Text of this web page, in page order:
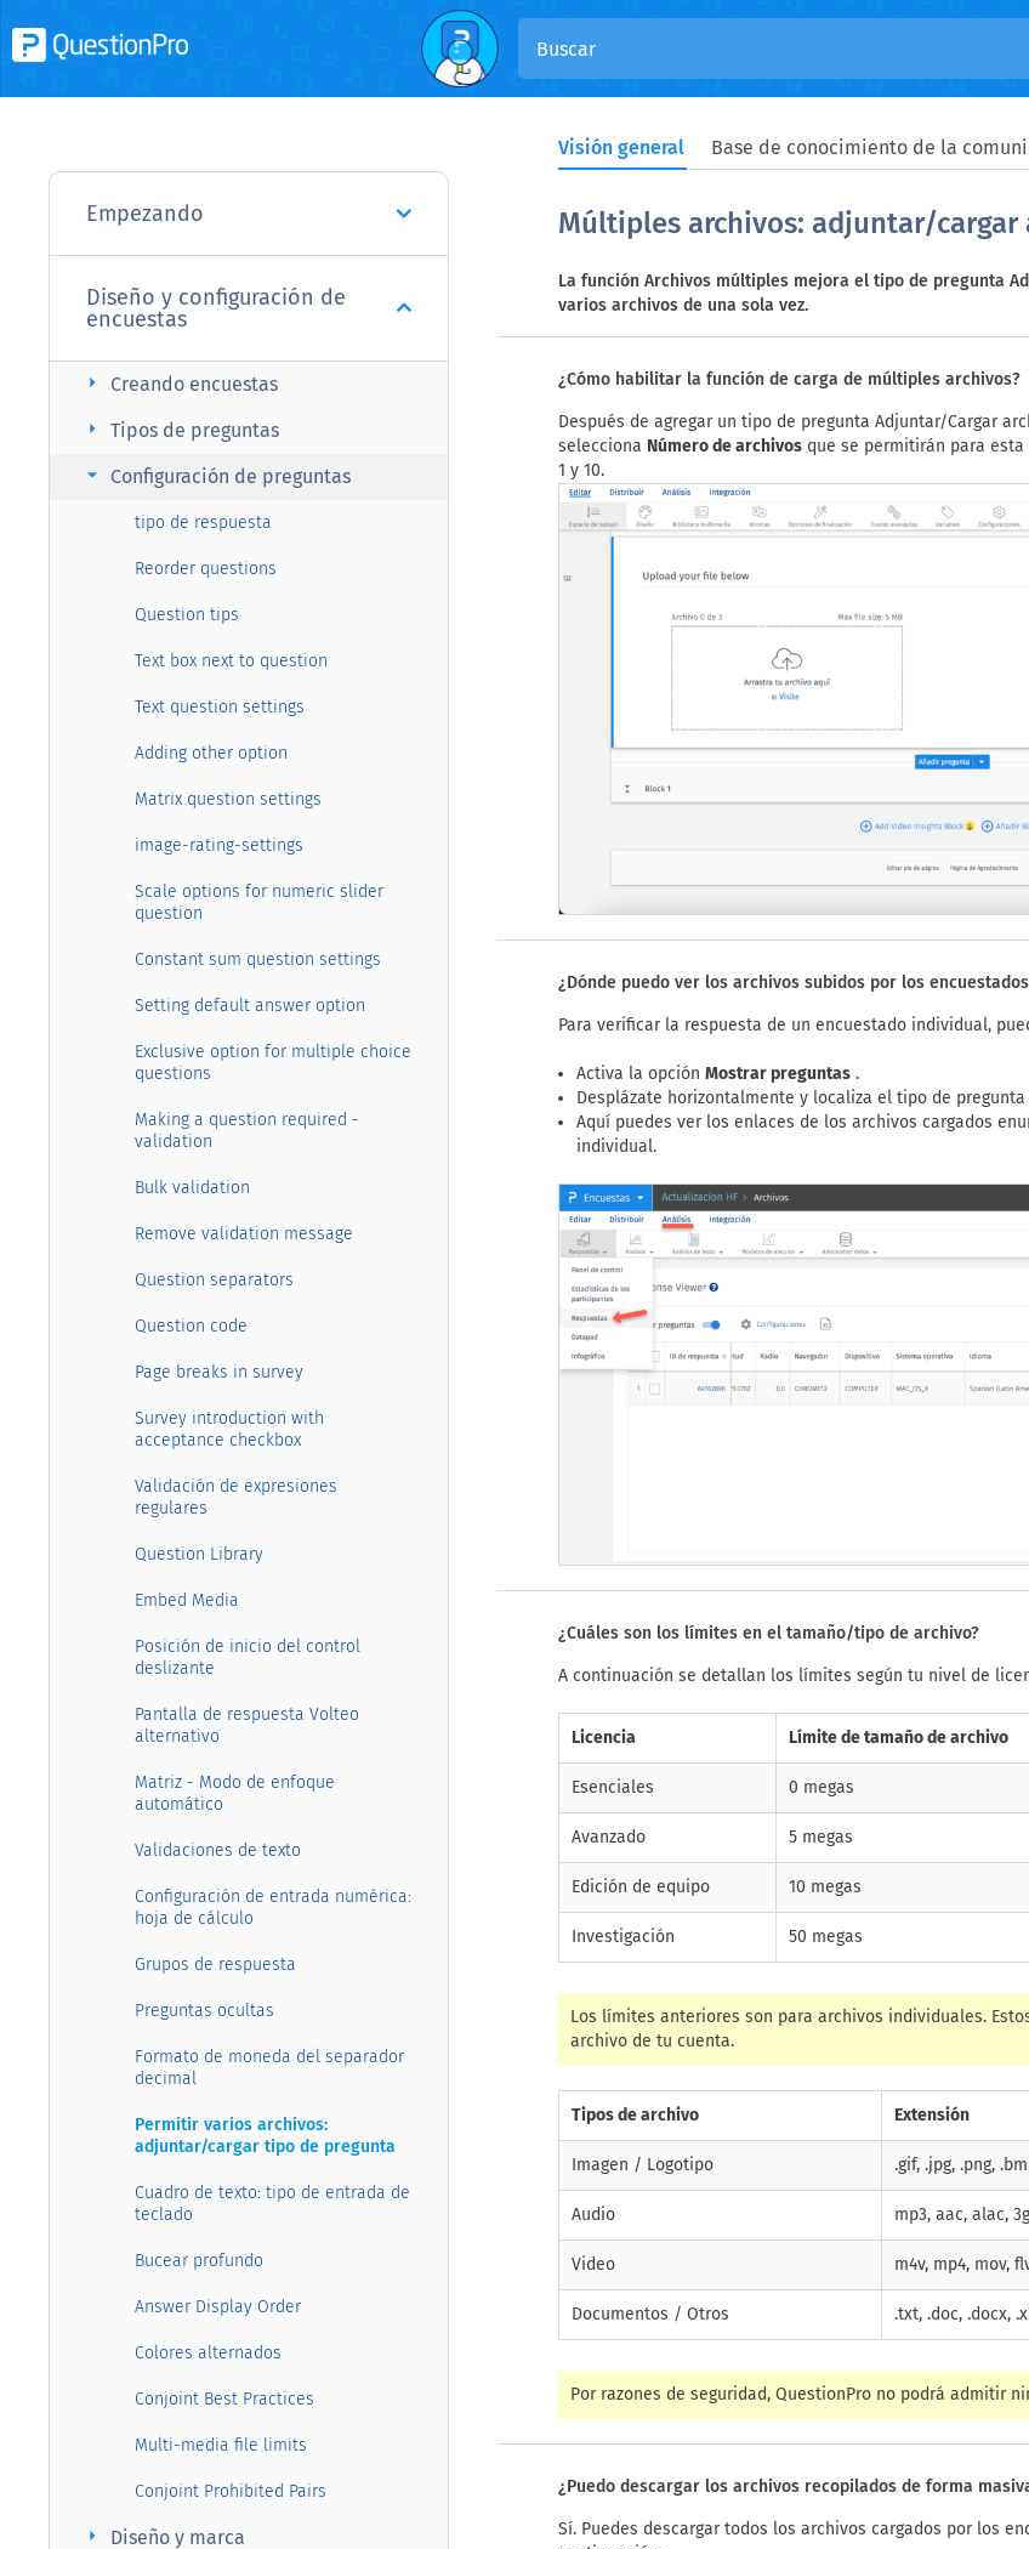
Visión general Base de conocimiento de la
Empezando
Diseño y configuración de
encuestas
Creando encuestas
arrow_right
Tipos de preguntas
arrow_right
Configuración de preguntas
arrow_right
tipo de respuesta
Reorder questions
Question tips
Text box next to question
Text question settings
Adding other option
Matrix question settings
image-rating-settings
Scale options for numeric slider
question
Constant sum question settings
Setting default answer option
Exclusive option for multiple choice
questions
Making a question required -
validation
Bulk validation
Remove validation message
Question separators
Question code
Page breaks in survey
Survey introduction with
acceptance checkbox
Validación de expresiones
regulares
Question Library
Embed Media
Posición de inicio del control
deslizante
Pantalla de respuesta Volteo
alternativo
Matriz - Modo de enfoque
automático
Validaciones de texto
Configuración de entrada numérica:
hoja de cálculo
Grupos de respuesta
Preguntas ocultas
Formato de moneda del separador
decimal
Permitir varios archivos:
adjuntar/cargar tipo de pregunta
Cuadro de texto: tipo de entrada de
teclado
Bucear profundo
Answer Display Order
Colores alternados
Conjoint Best Practices
Multi-media file limits
Conjoint Prohibited Pairs
Diseño y marca
arrow_right
Múltiples archivos: adjuntar/cargar
La función Archivos múltiples mejora el tipo de pregunta
varios archivos de una sola vez.
¿Cómo habilitar la función de carga de múltiples archivos?
Después de agregar un tipo de pregunta Adjuntar/Cargar
selecciona Número de archivos que se permitirán para
1 y 10.
¿Dónde puedo ver los archivos subidos por los
Para verificar la respuesta de un encuestado individual,
Activa la opción Mostrar preguntas .
Desplázate horizontalmente y localiza el tipo de
Aquí puedes ver los enlaces de los archivos cargados
individual.
¿Cuáles son los límites en el tamaño/tipo de archivo?
A continuación se detallan los límites según tu nivel de
Licencia Límite de tamaño de archivo
Esenciales 0 megas
Avanzado 5 megas
Edición de equipo 10 megas
Investigación 50 megas
Los límites anteriores son para archivos individuales.
archivo de tu cuenta.
Tipos de archivo Extensión
Imagen / Logotipo .gif, .jpg, .png,
Audio mp3, aac, alac,
Video m4v, mp4, mov,
Documentos / Otros .txt, .doc, .docx,
Por razones de seguridad, QuestionPro no podrá admitir
¿Puedo descargar los archivos recopilados de forma
Sí. Puedes descargar todos los archivos cargados por los